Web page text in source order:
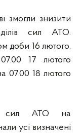
змогли знизити
сил АТО.
доби 16 лютого,
07.00 17 лютого
07.00 18 лютого
сил АТО на
усі визначені